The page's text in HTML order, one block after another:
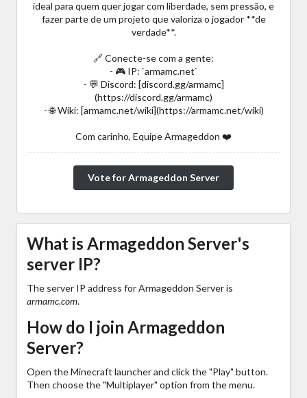
ideal para quem quer jogar com liberdade, sem pressão, e
fazer parte de um projeto que valoriza o jogador **de
verdade**.
🔗 Conecte-se com a gente:
- 🎮 IP: `armamc.net`
- 💬 Discord: [discord.gg/armamc]
(https://discord.gg/armamc)
- 🌐 Wiki: [armamc.net/wiki](https://armamc.net/wiki)
Com carinho, Equipe Armageddon ❤️
Vote for Armageddon Server
What is Armageddon Server's
server IP?
The server IP address for Armageddon Server is
armamc.com.
How do I join Armageddon
Server?
Open the Minecraft launcher and click the "Play" button.
Then choose the "Multiplayer" option from the menu.